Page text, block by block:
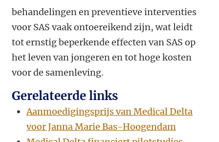
behandelingen en preventieve interventies
voor SAS vaak ontoereikend zijn, wat leidt
tot ernstig beperkende effecten van SAS op
het leven van jongeren en tot hoge kosten
voor de samenleving.
Gerelateerde links
Aanmoedigingsprijs van Medical Delta
voor Janna Marie Bas-Hoogendam